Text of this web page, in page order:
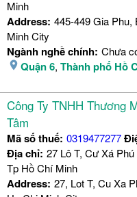
Minh
Address: 445-449 Gia Phu,
Minh City
Ngành nghề chính: Chưa
Quận 6, Thành phố Hồ
Công Ty TNHH Thương
Tâm
Mã số thuế: 0319477277
Địa chỉ: 27 Lô T, Cư Xá
Tp Hồ Chí Minh
Address: 27, Lot T, Cu Xa